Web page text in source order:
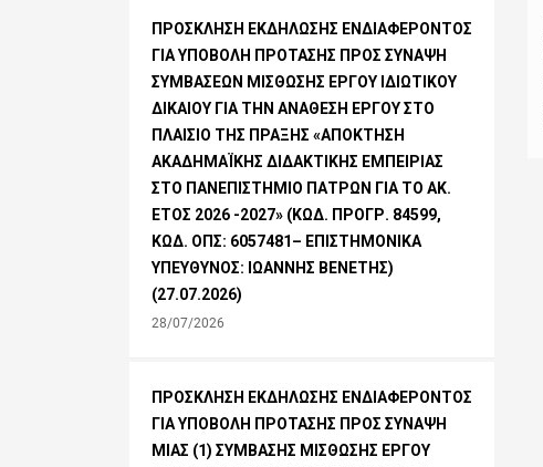
ΠΡΟΣΚΛΗΣΗ ΕΚΔΗΛΩΣΗΣ ΕΝΔΙΑΦΕΡΟΝΤΟΣ
ΓΙΑ ΥΠΟΒΟΛΗ ΠΡΟΤΑΣΗΣ ΠΡΟΣ ΣΥΝΑΨΗ
ΣΥΜΒΑΣΕΩΝ ΜΙΣΘΩΣΗΣ ΕΡΓΟΥ ΙΔΙΩΤΙΚΟΥ
ΔΙΚΑΙΟΥ ΓΙΑ ΤΗΝ ΑΝΑΘΕΣΗ ΕΡΓΟΥ ΣΤΟ
ΠΛΑΙΣΙΟ ΤΗΣ ΠΡΑΞΗΣ «ΑΠΟΚΤΗΣΗ
ΑΚΑΔΗΜΑΪΚΗΣ ΔΙΔΑΚΤΙΚΗΣ ΕΜΠΕΙΡΙΑΣ
ΣΤΟ ΠΑΝΕΠΙΣΤΗΜΙΟ ΠΑΤΡΩΝ ΓΙΑ ΤΟ ΑΚ.
ΕΤΟΣ 2026 -2027» (ΚΩΔ. ΠΡΟΓΡ. 84599,
ΚΩΔ. ΟΠΣ: 6057481– ΕΠΙΣΤΗΜΟΝΙΚΑ
ΥΠΕΥΘΥΝΟΣ: ΙΩΑΝΝΗΣ ΒΕΝΕΤΗΣ)
(27.07.2026)
28/07/2026
ΠΡΟΣΚΛΗΣΗ ΕΚΔΗΛΩΣΗΣ ΕΝΔΙΑΦΕΡΟΝΤΟΣ
ΓΙΑ ΥΠΟΒΟΛΗ ΠΡΟΤΑΣΗΣ ΠΡΟΣ ΣΥΝΑΨΗ
ΜΙΑΣ (1) ΣΥΜΒΑΣΗΣ ΜΙΣΘΩΣΗΣ ΕΡΓΟΥ